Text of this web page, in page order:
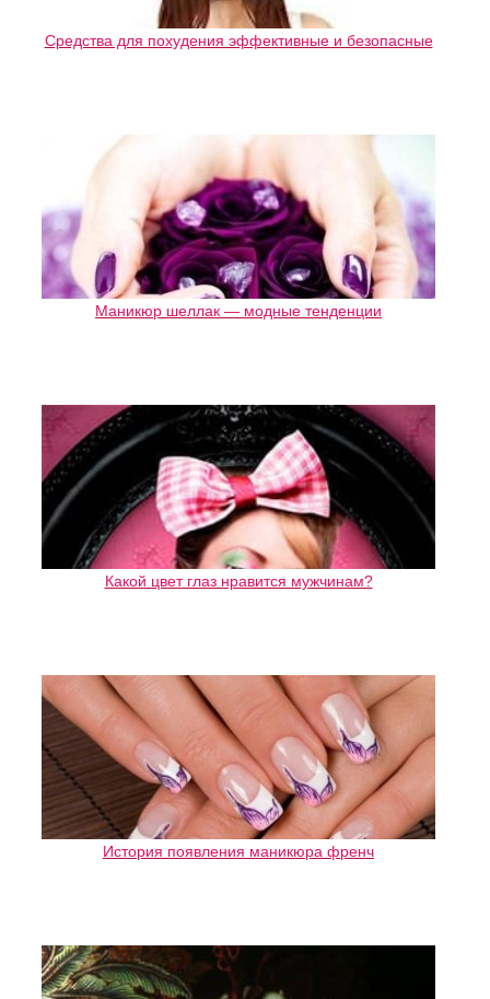
Средства для похудения эффективные и безопасные
Маникюр шеллак — модные тенденции
Какой цвет глаз нравится мужчинам?
История появления маникюра френч